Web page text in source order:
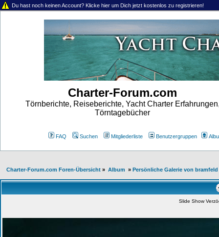
Du hast noch keinen Account? Klicke hier um Dich jetzt kostenlos zu registrieren!
Charter-Forum.com
Törnberichte, Reiseberichte, Yacht Charter
Törntagebücher
FAQ Suchen Mitgliederliste Benutzergruppen
Charter-Forum.com Foren-Übersicht » Album » Persönliche Galerie von bramfeld
Slide Show